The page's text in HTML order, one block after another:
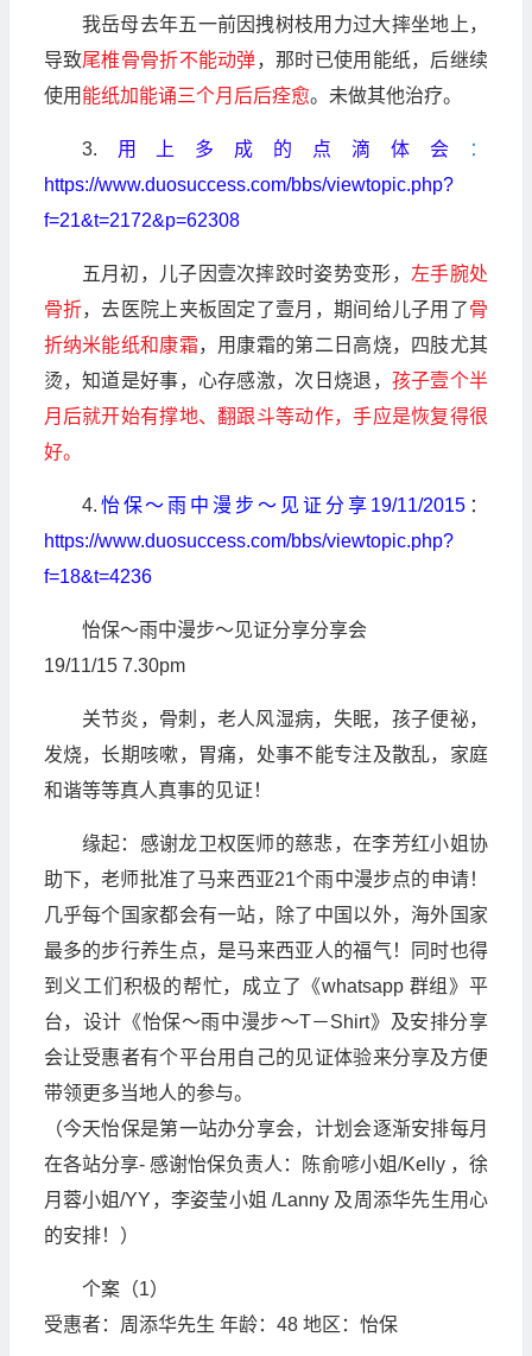
我岳母去年五一前因拽树枝用力过大摔坐地上，
导致尾椎骨骨折不能动弹，那时已使用能纸，后继续
使用 能纸加能诵三个月后后痊愈。未做其他治疗。
3. 用上多成的点滴体会
：
https://www.duosuccess.com/bbs/viewtopic.php?
f=21&t=2172&p=62308
五月初，儿子因壹次摔跤时姿势变形， 左手腕处
骨折，去医院上夹板固定了壹月，期间给儿子用了骨
折纳米能纸和康霜，用康霜的第二日高烧，四肢尤其
烫，知道是好事，心存感激，次日烧退， 孩子壹个半
月后就开始有撑地、翻跟斗等动作，手应是恢复得很
好。
4. 怡保～雨中漫步～见证分享19/11/2015 ：
https://www.duosuccess.com/bbs/viewtopic.php?
f=18&t=4236
怡保～雨中漫步～见证分享分享会
19/11/15 7.30pm
关节炎，骨刺，老人风湿病，失眠，孩子便祕，
发烧，长期咳嗽，胃痛，处事不能专注及散乱，家庭
和谐等等真人真事的见证！
缘起：感谢龙卫权医师的慈悲，在李芳红小姐协
助下，老师批准了马来西亚21个雨中漫步点的申请！
几乎每个国家都会有一站，除了中国以外，海外国家
最多的步行养生点，是马来西亚人的福气！同时也得
到义工们积极的帮忙，成立了《whatsapp 群组》平
台，设计《怡保～雨中漫步～T－Shirt》及安排分享
会让受惠者有个平台用自己的见证体验来分享及方便
带领更多当地人的参与。
（今天怡保是第一站办分享会，计划会逐渐安排每月
在各站分享- 感谢怡保负责人：陈俞喭小姐/Kelly ，徐
月蓉小姐/YY，李姿莹小姐 /Lanny 及周添华先生用心
的安排！）
个案（1）
受惠者：周添华先生 年龄：48 地区：怡保